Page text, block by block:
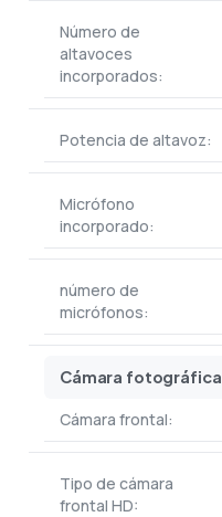
Número de
altavoces
incorporados:
Potencia de altavoz:
Micrófono
incorporado:
número de
micrófonos:
Cámara fotográfica
Cámara frontal:
Tipo de cámara
frontal HD: